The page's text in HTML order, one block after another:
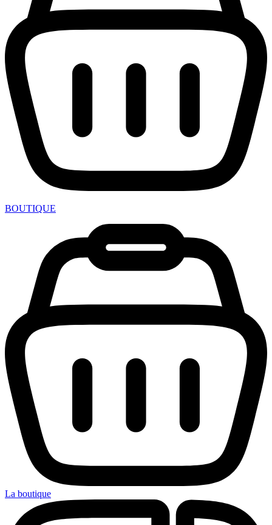
BOUTIQUE
La boutique